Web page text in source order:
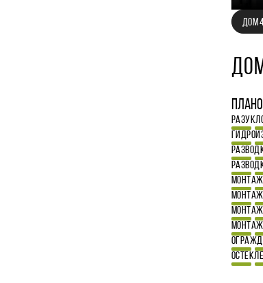
ДОМ 4
МОНТАЖ
МОНТАЖ